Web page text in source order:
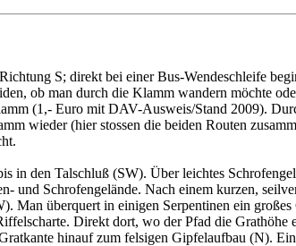
S; direkt bei einer Bus-Wendeschleife
ob man durch die Klamm wandern möchte
(1,- Euro mit DAV-Ausweis/Stand 2009).
wieder (hier stossen die beiden Routen
in den Talschluß (SW). Über leichtes
und Schrofengelände. Nach einem kurzen,
Man überquert in einigen Serpentinen ein
Direkt dort, wo der Pfad die
hinauf zum felsigen Gipfelaufbau (N).